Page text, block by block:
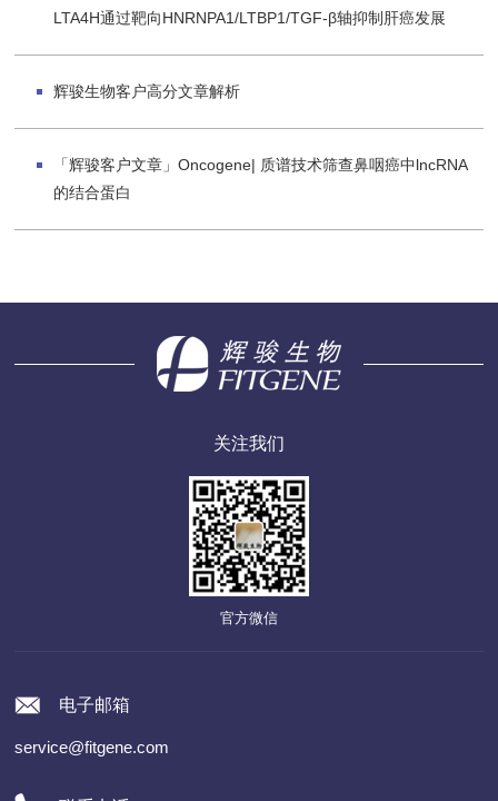
LTA4H通过靶向HNRNPA1/LTBP1/TGF-β轴抑制肝癌发展
辉骏生物客户高分文章解析
「辉骏客户文章」Oncogene| 质谱技术筛查鼻咽癌中lncRNA
的结合蛋白
关注我们
官方微信
电子邮箱
service@fitgene.com